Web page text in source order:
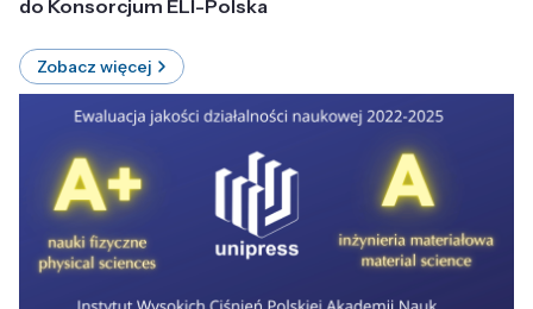
do Konsorcjum ELI-Polska
Zobacz więcej